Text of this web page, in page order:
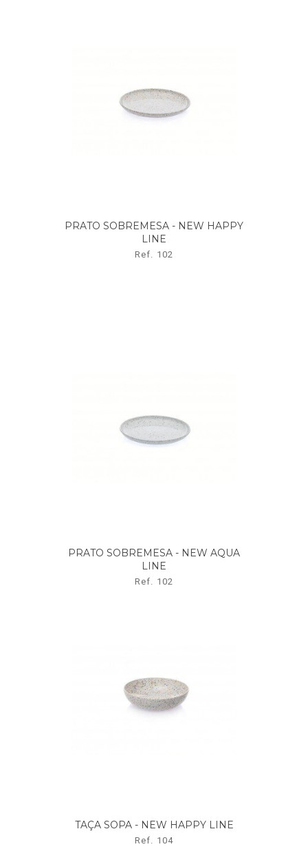
PRATO SOBREMESA - NEW HAPPY
LINE
Ref. 102
PRATO SOBREMESA - NEW AQUA
LINE
Ref. 102
TAÇA SOPA - NEW HAPPY LINE
Ref. 104